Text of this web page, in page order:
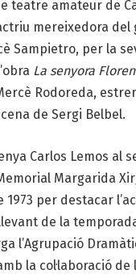
teatre amateur de
mereixedora del
Sampietro, per la
La senyora
Rodoreda,
de Sergi Belbel.
Carlos Lemos al
Margarida
per destacar
de la
l’Agrupació
la col·laboració de